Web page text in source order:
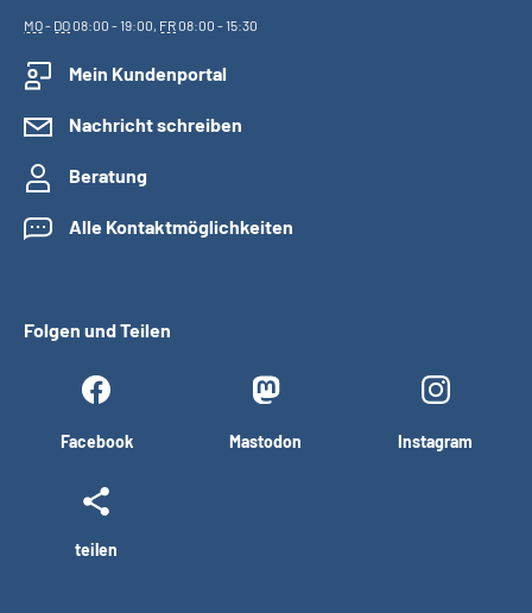
MO- DO08:00 - 19:00, FR08:00 - 15:30
Mein Kundenportal
Nachricht schreiben
Beratung
Alle Kontaktmöglichkeiten
Folgen und Teilen
Facebook Mastodon Instagram
teilen